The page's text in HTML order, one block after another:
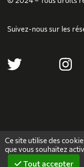
Ce site utilise des
que vous souhaitez
Tout accepter
Suivez-nous sur les